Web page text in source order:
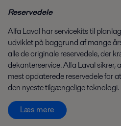
Reservedele
Alfa Laval har servicekits til
udviklet på baggrund af mange
alle de originale reservedele, der
dekanterservice. Alfa Laval sikrer,
mest opdaterede reservedele for
den nyeste tilgængelige teknologi.
Læs mere